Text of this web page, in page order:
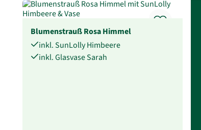
Blumenstrauß Rosa Himmel
inkl. SunLolly Himbeere
inkl. Glasvase Sarah